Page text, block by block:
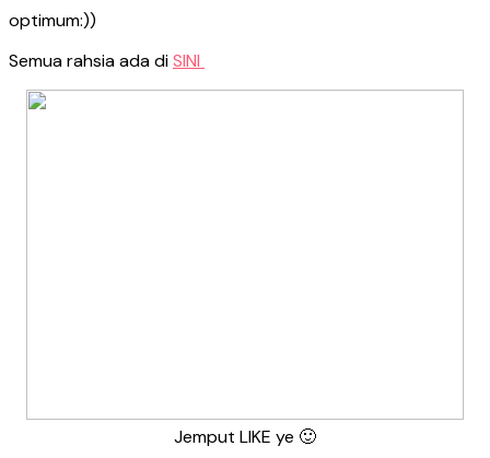
optimum:))
Semua rahsia ada diSINI
Jemput LIKE ye 🙂